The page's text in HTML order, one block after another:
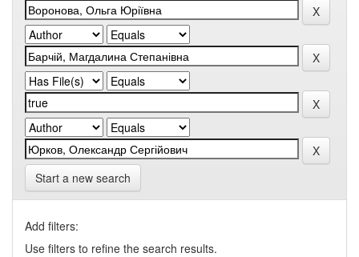
Start a new search
Add filters:
Use filters to refine the search results.